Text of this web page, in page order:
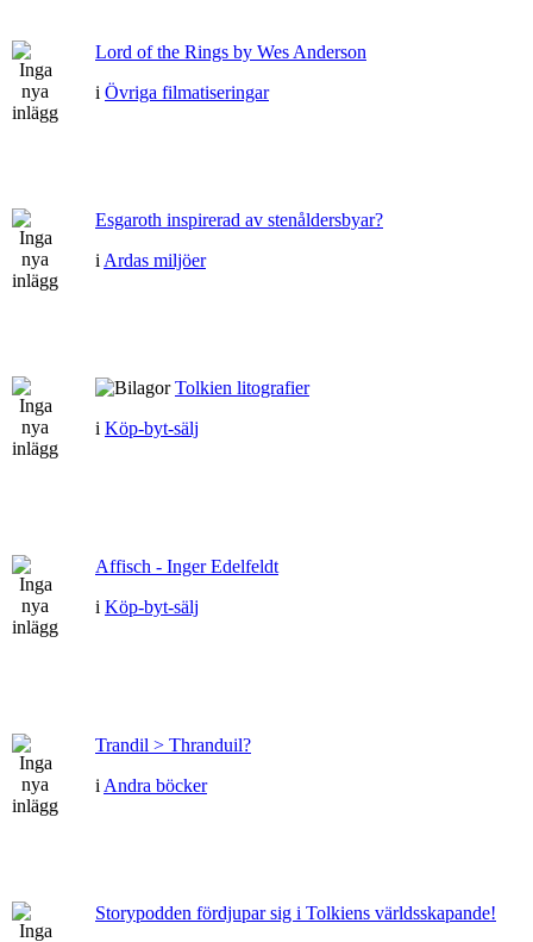
Lord of the Rings by Wes Anderson
i Övriga filmatiseringar
Esgaroth inspirerad av stenåldersbyar?
i Ardas miljöer
Tolkien litografier
i Köp-byt-sälj
Affisch - Inger Edelfeldt
i Köp-byt-sälj
Trandil > Thranduil?
i Andra böcker
Storypodden fördjupar sig i Tolkiens världsskapande!